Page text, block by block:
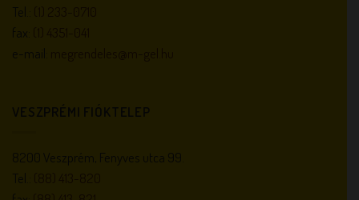
Tel.:
fax:
e-mail:
VESZPRÉMI FIÓKTELEP
8200 Veszprém, Fenyves utca 99.
Tel.: